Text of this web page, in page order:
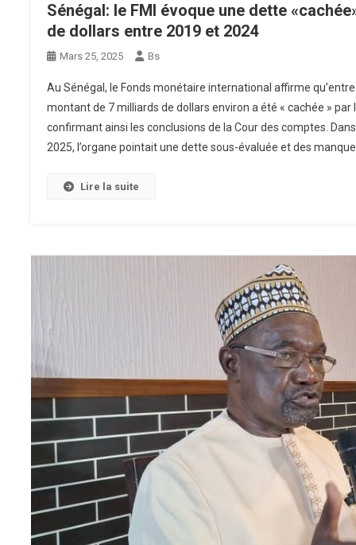
Sénégal: le FMI évoque une dette
de dollars entre 2019 et 2024
Mars 25, 2025 Bs
Au Sénégal, le Fonds monétaire international affirme
montant de 7 milliards de dollars environ a été « cachée » par
confirmant ainsi les conclusions de la Cour des comptes.
2025, l’organe pointait une dette sous-évaluée et des
Lire la suite